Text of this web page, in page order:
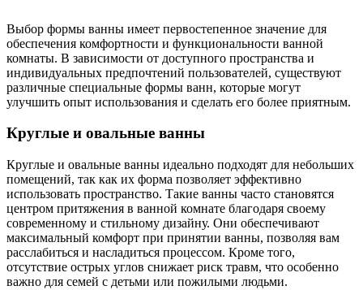
Выбор формы ванны имеет первостепенное значение для
обеспечения комфортности и функциональности ванной
комнаты. В зависимости от доступного пространства и
индивидуальных предпочтений пользователей, существуют
различные специальные формы ванн, которые могут
улучшить опыт использования и сделать его более приятным.
Круглые и овальные ванны
Круглые и овальные ванны идеально подходят для небольших
помещений, так как их форма позволяет эффективно
использовать пространство. Такие ванны часто становятся
центром притяжения в ванной комнате благодаря своему
современному и стильному дизайну. Они обеспечивают
максимальный комфорт при принятии ванны, позволяя вам
расслабиться и насладиться процессом. Кроме того,
отсутствие острых углов снижает риск травм, что особенно
важно для семей с детьми или пожилыми людьми.